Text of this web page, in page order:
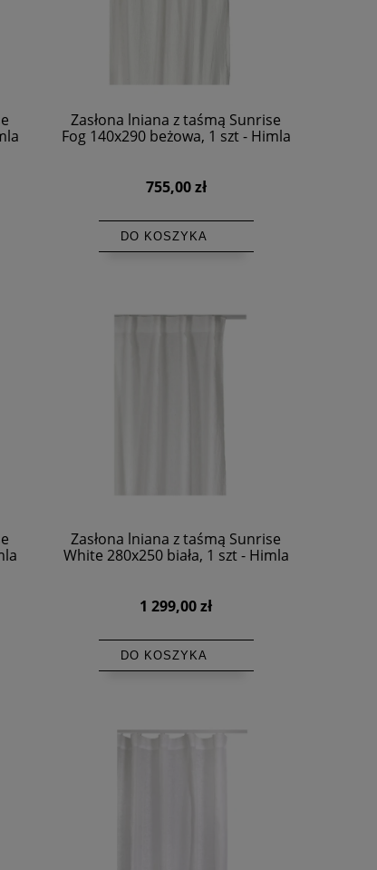
Zasłona lniana z taśmą Sunrise
Fog 140x290 beżowa, 1 szt - Himla
755,00 zł
DO KOSZYKA
Zasłona lniana z taśmą Sunrise
White 280x250 biała, 1 szt - Himla
1 299,00 zł
DO KOSZYKA